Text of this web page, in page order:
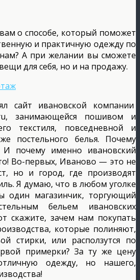
о способе, который поможет
и практичную одежду по
А при желании вы сможете
для себя, но и на продажу.
сайт ивановской компании
занимающейся пошивом и
текстиля, повседневной и
постельного белья. Почему
И почему именно ивановский
Во-первых, Иваново — это не
но и город, где производят
Я думаю, что в любом уголке
один магазинчик, торгующий
бельем ивановских
скажите, зачем нам покупать
которые полиняют,
стирки, или расползутся по
примерки? За ту же цену
одежду, но нашего,